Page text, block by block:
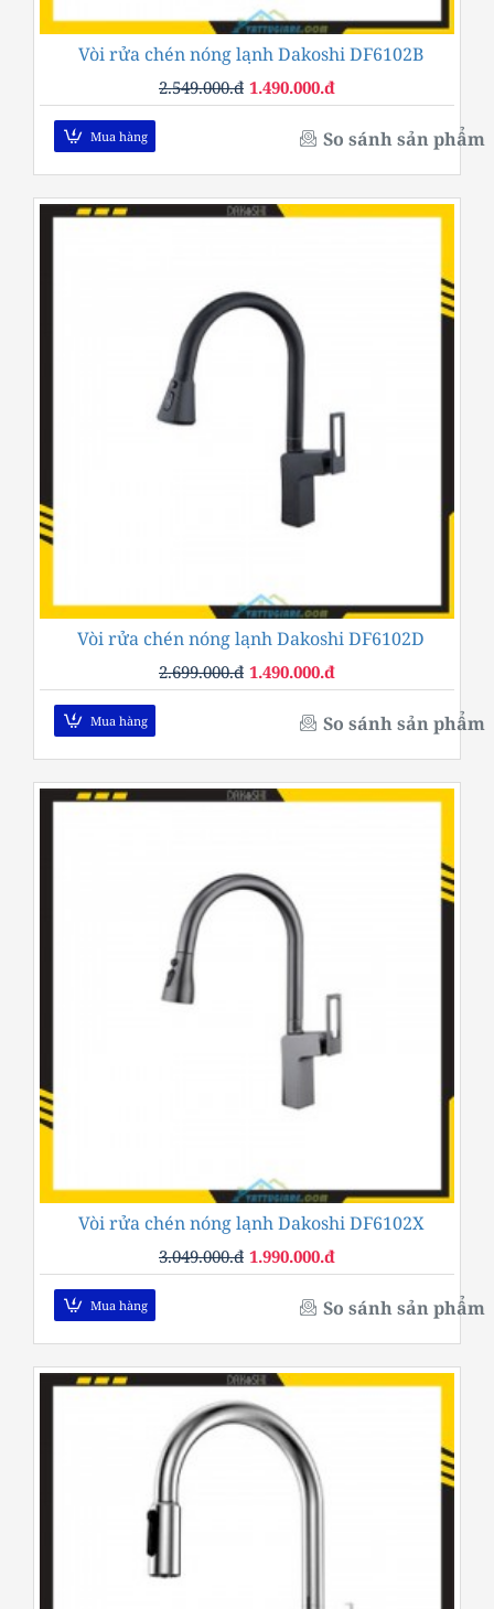
Vòi rửa chén nóng lạnh Dakoshi DF6102B
1.490.000.đ
2.549.000.đ
Mua hàng So sánh sản phẩm
Vòi rửa chén nóng lạnh Dakoshi DF6102D
1.490.000.đ
2.699.000.đ
Mua hàng So sánh sản phẩm
Vòi rửa chén nóng lạnh Dakoshi DF6102X
1.990.000.đ
3.049.000.đ
Mua hàng So sánh sản phẩm